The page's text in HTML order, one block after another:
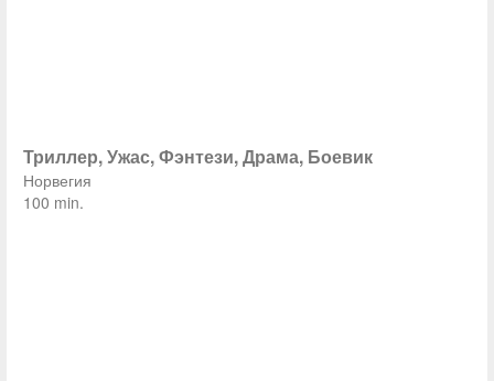
Триллер, Ужас, Фэнтези, Драма, Боевик
Норвегия
100 min.